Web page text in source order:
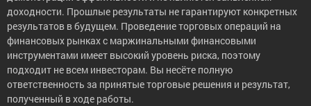
доходности. Прошлые результаты не гарантируют конкретных
результатов в будущем. Проведение торговых операций на
финансовых рынках с маржинальными финансовыми
инструментами имеет высокий уровень риска, поэтому
подходит не всем инвесторам. Вы несёте полную
ответственность за принятые торговые решения и результат,
полученный в ходе работы.